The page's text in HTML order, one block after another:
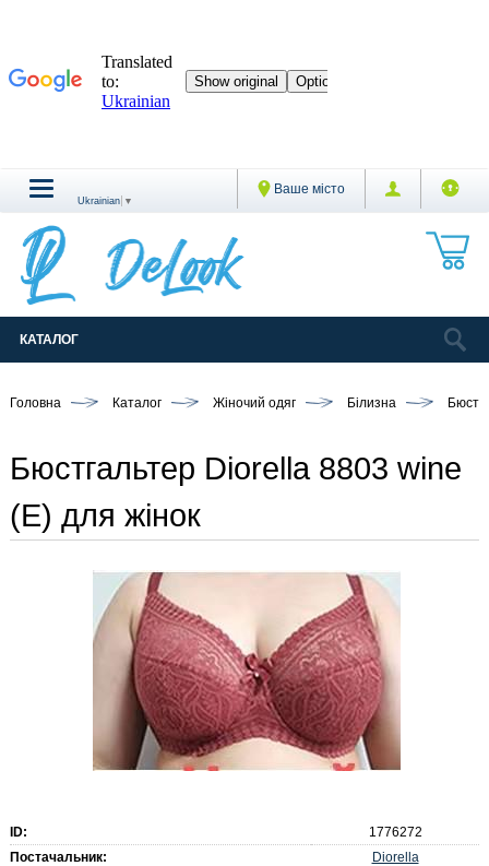
Ваше місто
Ukrainian ▼
КАТАЛОГ
Головна Каталог Жіночий одяг Білизна
Бюстгальтер Diorella 8803 wine
(E) для жінок
ID:
1776272
Постачальник:
Diorella